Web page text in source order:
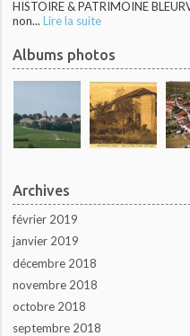
HISTOIRE & PATRIMOINE
non... Lire la suite
Albums photos
Archives
février 2019
janvier 2019
décembre 2018
novembre 2018
octobre 2018
septembre 2018